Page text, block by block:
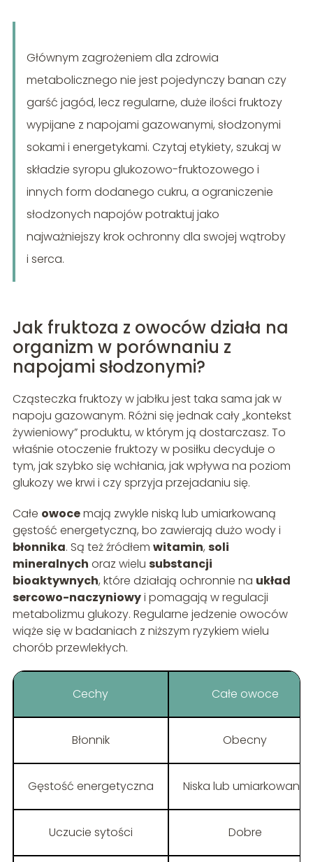
Głównym zagrożeniem dla zdrowia
metabolicznego nie jest pojedynczy banan czy
garść jagód, lecz regularne, duże ilości fruktozy
wypijane z napojami gazowanymi, słodzonymi
sokami i energetykami. Czytaj etykiety, szukaj w
składzie syropu glukozowo-fruktozowego i
innych form dodanego cukru, a ograniczenie
słodzonych napojów potraktuj jako
najważniejszy krok ochronny dla swojej wątroby
i serca.
Jak fruktoza z owoców działa na
organizm w porównaniu z
napojami słodzonymi?
Cząsteczka fruktozy w jabłku jest taka sama jak w
napoju gazowanym. Różni się jednak cały „kontekst
żywieniowy” produktu, w którym ją dostarczasz. To
właśnie otoczenie fruktozy w posiłku decyduje o
tym, jak szybko się wchłania, jak wpływa na poziom
glukozy we krwi i czy sprzyja przejadaniu się.
Całe owocemają zwykle niską lub umiarkowaną
gęstość energetyczną, bo zawierają dużo wody i
błonnika. Są też źródłem witamin, soli
mineralnych oraz wielu substancji
bioaktywnych, które działają ochronnie na układ
sercowo-naczyniowyi pomagają w regulacji
metabolizmu glukozy. Regularne jedzenie owoców
wiąże się w badaniach z niższym ryzykiem wielu
chorób przewlekłych.
Cechy Całe owoce
Błonnik Obecny
Gęstość energetyczna Niska lub umiarkowana
Uczucie sytości Dobre